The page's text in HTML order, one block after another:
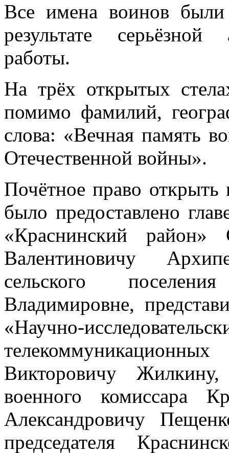
Все имена воинов были
результате серьёзной
работы.
На трёх открытых
помимо фамилий,
слова: «Вечная память
Отечественной войны».
Почётное право
было предоставлено
«Краснинский район»
Валентиновичу
сельского
Владимировне,
«Научно-
Викторовичу
военного комиссара
Александровичу
председателя